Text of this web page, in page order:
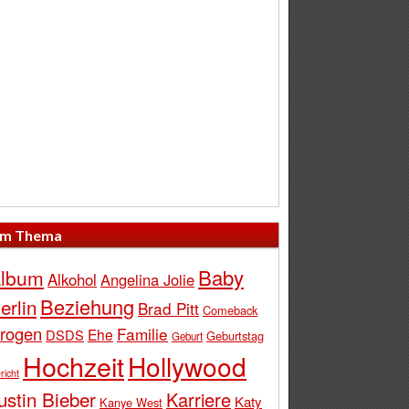
Thema
Alkohol Angelina Jolie Baby
Beziehung Brad Pitt Comeback
DSDS Ehe Familie Geburt Geburtstag
HochzeitHollywood
Bieber Kanye West Karriere Katy